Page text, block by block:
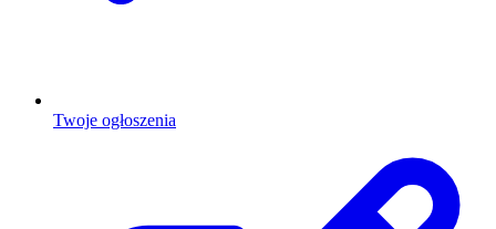
Twoje ogłoszenia